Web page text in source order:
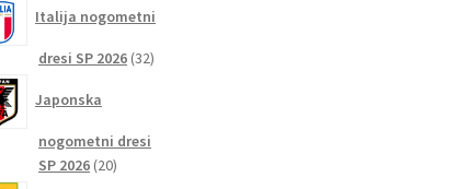
Italija nogometni
dresi SP 2026 3232
Japonska
nogometni dresi
SP 2026 2020